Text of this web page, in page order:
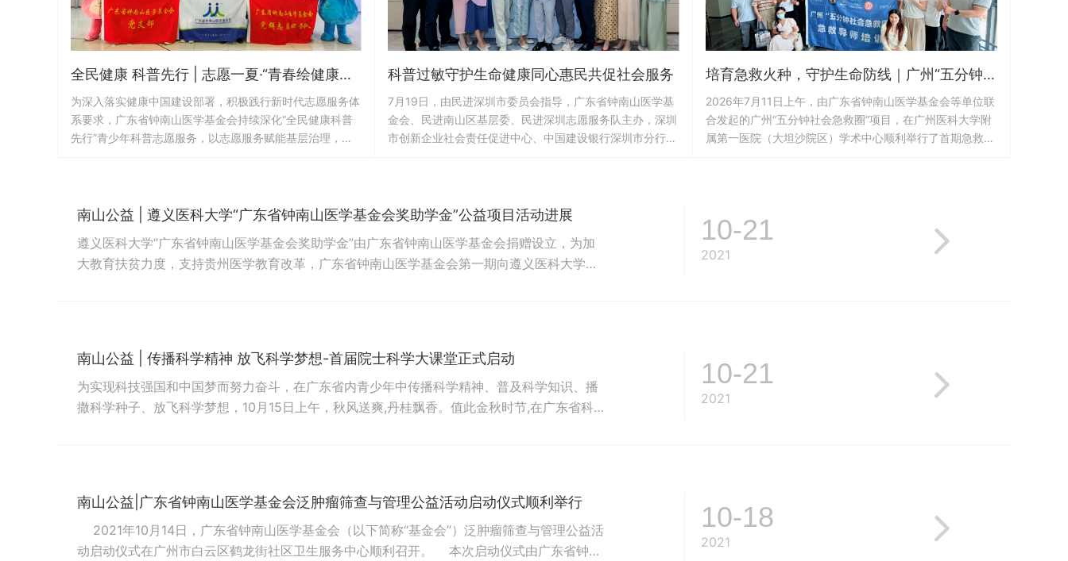
全民健康 科普先行 | 志愿一夏·“青春绘健康，科普志愿行”医学×艺术·青少年公益志愿服务活动正式启动
为深入落实健康中国建设部署，积极践行新时代志愿服务体
系要求，广东省钟南山医学基金会持续深化“全民健康科普
先行”青少年科普志愿服务，以志愿服务赋能基层治理，推
年志愿者面向社区全人群，以艺术融合科普的创新形式，传
科普过敏守护生命健康同心惠民共促社会服务
7月19日，由民进深圳市委员会指导，广东省钟南山医学基
金会、民进南山区基层委、民进深圳志愿服务队主办，深圳
市创新企业社会责任促进中心、中国建设银行深圳市分行南
学深圳医院过敏反应科主任刘光辉教授莅临，为观众带来主
培育急救火种，守护生命防线｜广州“五分钟社会急救圈”首期导师培训班圆满开展
2026年7月11日上午，由广东省钟南山医学基金会等单位联
合发起的广州“五分钟社会急救圈”项目，在广州医科大学附
属第一医院（大坦沙院区）学术中心顺利举行了首期急救导
课与评审工作。从“专业急救...
南山公益 | 遵义医科大学“广东省钟南山医学基金会奖助学金”公益项目活动进展
遵义医科大学“广东省钟南山医学基金会奖助学金”由广东省钟南山医学基金会捐赠设立，为加
大教育扶贫力度，支持贵州医学教育改革，广东省钟南山医学基金会第一期向遵义医科大学捐
10-21
2021
南山公益 | 传播科学精神 放飞科学梦想-首届院士科学大课堂正式启动
为实现科技强国和中国梦而努力奋斗，在广东省内青少年中传播科学精神、普及科学知识、播
撒科学种子、放飞科学梦想，10月15日上午，秋风送爽,丹桂飘香。值此金秋时节,在广东省科
10-21
2021
南山公益|广东省钟南山医学基金会泛肿瘤筛查与管理公益活动启动仪式顺利举行
2021年10月14日，广东省钟南山医学基金会（以下简称“基金会”）泛肿瘤筛查与管理公益活
动启动仪式在广州市白云区鹤龙街社区卫生服务中心顺利召开。 本次启动仪式由广东省钟南
10-18
2021